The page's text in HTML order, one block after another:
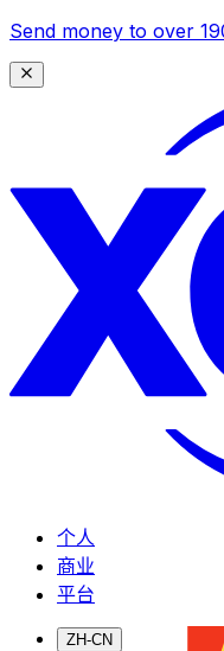
Send money to over
个人
商业
平台
ZH-CN